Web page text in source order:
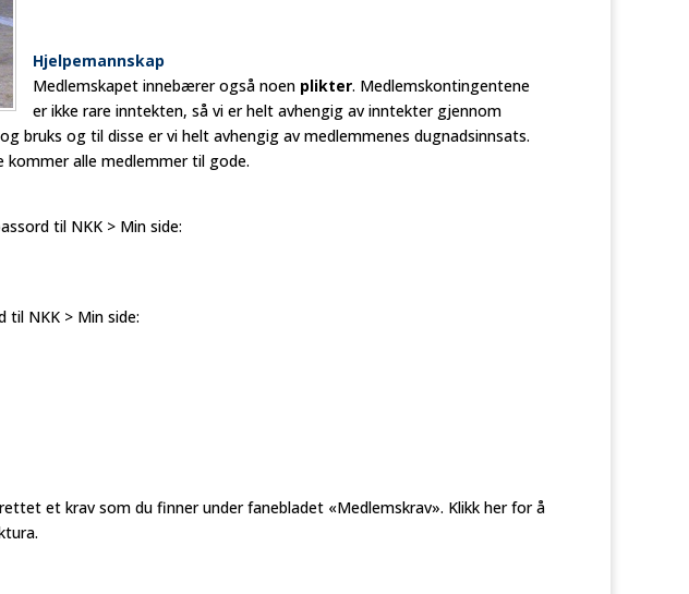
Hjelpemannskap
Medlemskapet innebærer også noen plikter. Medlemskontingentene
er ikke rare inntekten, så vi er helt avhengig av inntekter gjennom
bruks og til disse er vi helt avhengig av medlemmenes dugnadsinnsats.
kommer alle medlemmer til gode.
til NKK > Min side:
til NKK > Min side:
et krav som du finner under fanebladet «Medlemskrav». Klikk her for å